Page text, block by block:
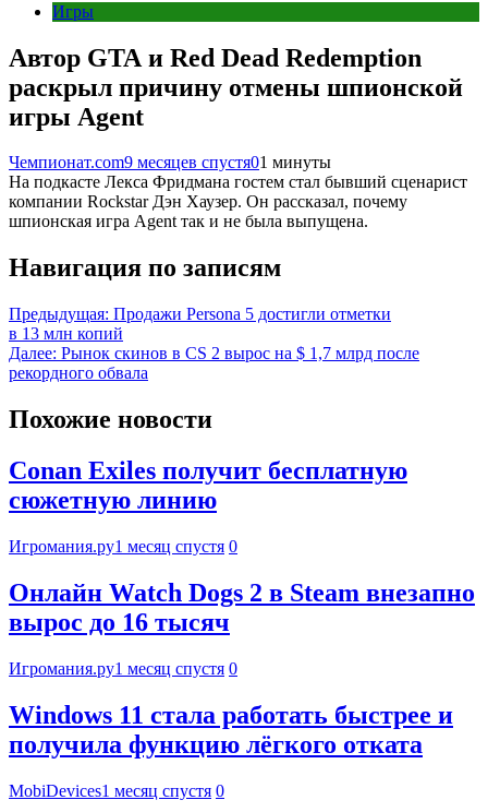
Игры
Автор GTA и Red Dead Redemption
раскрыл причину отмены шпионской
игры Agent
Чемпионат.com9 месяцев спустя01 минуты
На подкасте Лекса Фридмана гостем стал бывший сценарист
компании Rockstar Дэн Хаузер. Он рассказал, почему
шпионская игра Agent так и не была выпущена.
Навигация по записям
Предыдущая: Продажи Persona 5 достигли отметки
в 13 млн копий
Далее: Рынок скинов в CS 2 вырос на $ 1,7 млрд после
рекордного обвала
Похожие новости
Conan Exiles получит бесплатную
сюжетную линию
Игромания.ру1 месяц спустя 0
Онлайн Watch Dogs 2 в Steam внезапно
вырос до 16 тысяч
Игромания.ру1 месяц спустя 0
Windows 11 стала работать быстрее и
получила функцию лёгкого отката
MobiDevices1 месяц спустя 0